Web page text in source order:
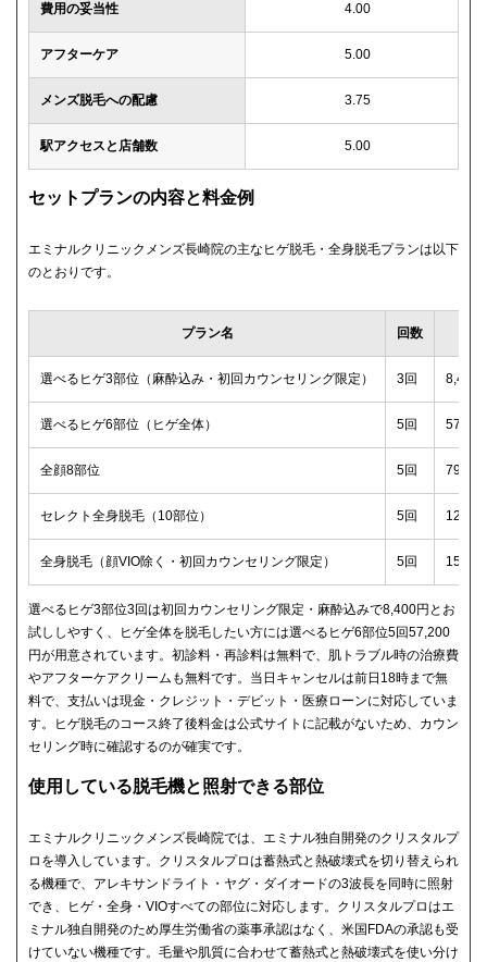
費用の妥当性 4.00
アフターケア 5.00
メンズ脱毛への配慮 3.75
駅アクセスと店舗数 5.00
セットプランの内容と料金例
エミナルクリニックメンズ長崎院の主なヒゲ脱毛・全身脱毛プランは以下
のとおりです。
プラン名 回数
選べるヒゲ3部位（麻酔込み・初回カウンセリング限定） 3回 8,400
選べるヒゲ6部位（ヒゲ全体） 5回
全顔8部位 5回
セレクト全身脱毛（10部位） 5回
全身脱毛（顔VIO除く・初回カウンセリング限定） 5回
選べるヒゲ3部位3回は初回カウンセリング限定・麻酔込みで8,400円とお
試ししやすく、ヒゲ全体を脱毛したい方には選べるヒゲ6部位5回57,200
円が用意されています。初診料・再診料は無料で、肌トラブル時の治療費
やアフターケアクリームも無料です。当日キャンセルは前日18時まで無
料で、支払いは現金・クレジット・デビット・医療ローンに対応していま
す。ヒゲ脱毛のコース終了後料金は公式サイトに記載がないため、カウン
セリング時に確認するのが確実です。
使用している脱毛機と照射できる部位
エミナルクリニックメンズ長崎院では、エミナル独自開発のクリスタルプ
ロを導入しています。クリスタルプロは蓄熱式と熱破壊式を切り替えられ
る機種で、アレキサンドライト・ヤグ・ダイオードの3波長を同時に照射
でき、ヒゲ・全身・VIOすべての部位に対応します。クリスタルプロはエ
ミナル独自開発のため厚生労働省の薬事承認はなく、米国FDAの承認も受
けていない機種です。毛量や肌質に合わせて蓄熱式と熱破壊式を使い分け